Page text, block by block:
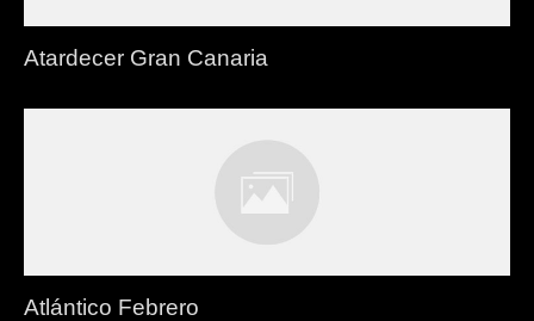
Atardecer Gran Canaria
Atlántico Febrero